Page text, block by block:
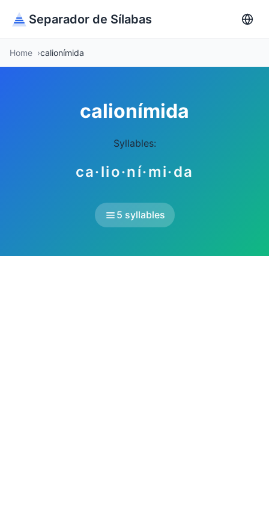
Separador de Sílabas
Home calionímida
calionímida
Syllables:
ca·lio·ní·mi·da
5 syllables